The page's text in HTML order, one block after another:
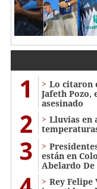
1
Lo citaron
Jafeth Pozo,
asesinado
2
Lluvias en
3
están en
Abelardo
Rey